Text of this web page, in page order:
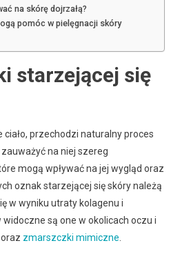
na skórę dojrzałą?
pomóc w pielęgnacji skóry
starzejącej się
ciało, przechodzi naturalny proces
na niej szereg
mogą wpływać na jej wygląd oraz
oznak starzejącej się skóry należą
w wyniku utraty kolagenu i
są one w okolicach oczu i
zmarszczki mimiczne